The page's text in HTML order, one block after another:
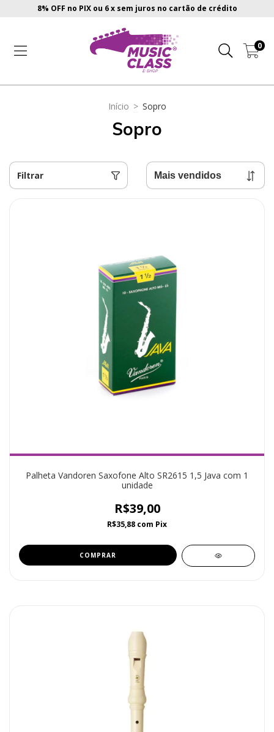
8% OFF no PIX ou 6 x sem juros no cartão de crédito
0
Início > Sopro
Sopro
Filtrar
Palheta Vandoren Saxofone Alto SR2615 1,5 Java com 1
unidade
R$39,00
R$35,88 com Pix